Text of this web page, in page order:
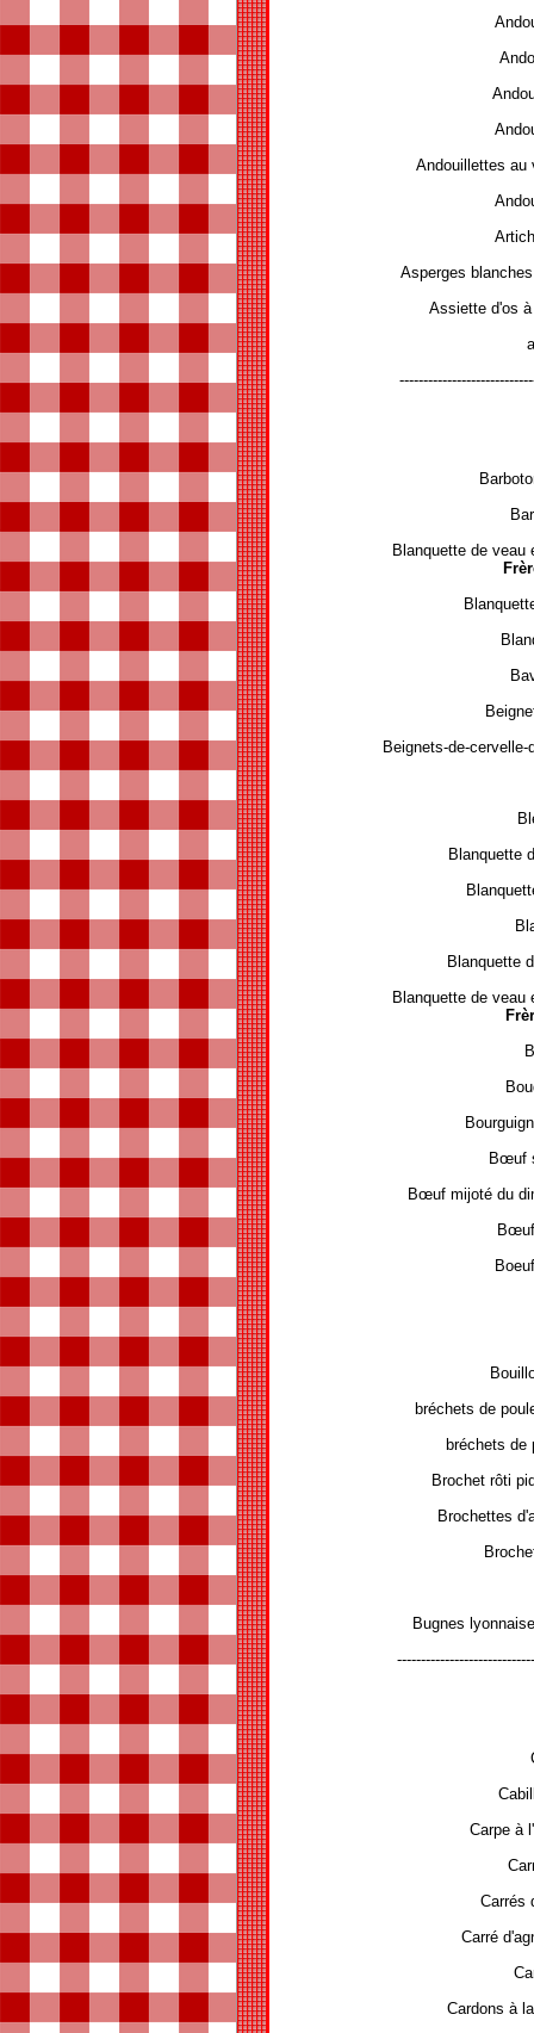
Andouillettes
Asperges
Assiette d'os
Blanquette de
Beignets-de-cervelle-
Blanquette
Blanquette
Blanquette de
Bœuf
Bœuf mijoté du
bréchets de
bréchets de
Brochet rôti
Brochettes
Bugnes
Carpe à
Carrés
Carré
Cardons à